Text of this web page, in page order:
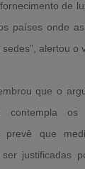
de
países onde
alertou o
que o
contempla os
prevê que
ser justificadas